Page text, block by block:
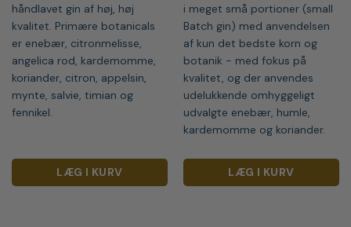
håndlavet gin af høj, høj
kvalitet. Primære botanicals
er enebær, citronmelisse,
angelica rod, kardemomme,
koriander, citron, appelsin,
mynte, salvie, timian og
fennikel.
LÆG I KURV
i meget små portioner (small
Batch gin) med anvendelsen
af kun det bedste korn og
botanik - med fokus på
kvalitet, og der anvendes
udelukkende omhyggeligt
udvalgte enebær, humle,
kardemomme og koriander.
LÆG I KURV